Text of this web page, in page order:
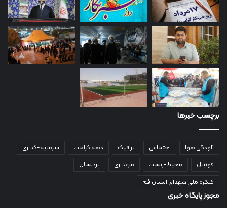
برچسب خبرها
آلودگی هوا اجتماعی ترافیک دهه کرامت
سرمایه-گذاری
فوتبال
محیط-زیست مرغداری
پردیسان
کنگره ملی شهدای استان قم
مجوز پایگاه خبری